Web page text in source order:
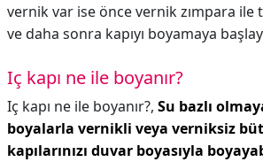
vernik var ise önce vernik zımpara ile
ve daha sonra kapıyı boyamaya
Iç kapı ne ile boyanır?
Iç kapı ne ile boyanır?, Su bazlı
boyalarla vernikli veya verniksiz
kapılarınızı duvar boyasıyla